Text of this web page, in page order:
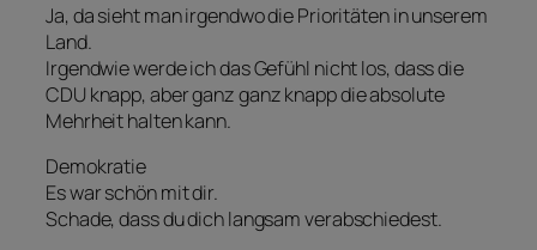
Ja, da sieht man irgendwo die Prioritäten in unserem
Land.
Irgendwie werde ich das Gefühl nicht los, dass die
CDU knapp, aber ganz ganz knapp die absolute
Mehrheit halten kann.
Demokratie
Es war schön mit dir.
Schade, dass du dich langsam verabschiedest.